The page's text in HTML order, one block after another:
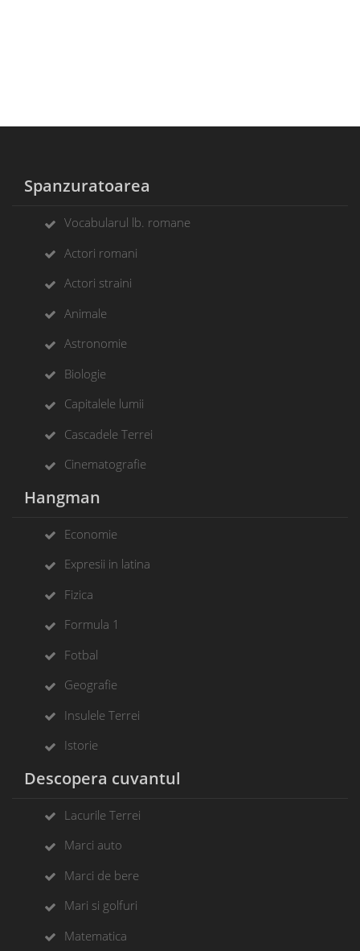
Spanzuratoarea
Vocabularul lb. romane
Actori romani
Actori straini
Animale
Astronomie
Biologie
Capitalele lumii
Cascadele Terrei
Cinematografie
Hangman
Economie
Expresii in latina
Fizica
Formula 1
Fotbal
Geografie
Insulele Terrei
Istorie
Descopera cuvantul
Lacurile Terrei
Marci auto
Marci de bere
Mari si golfuri
Matematica